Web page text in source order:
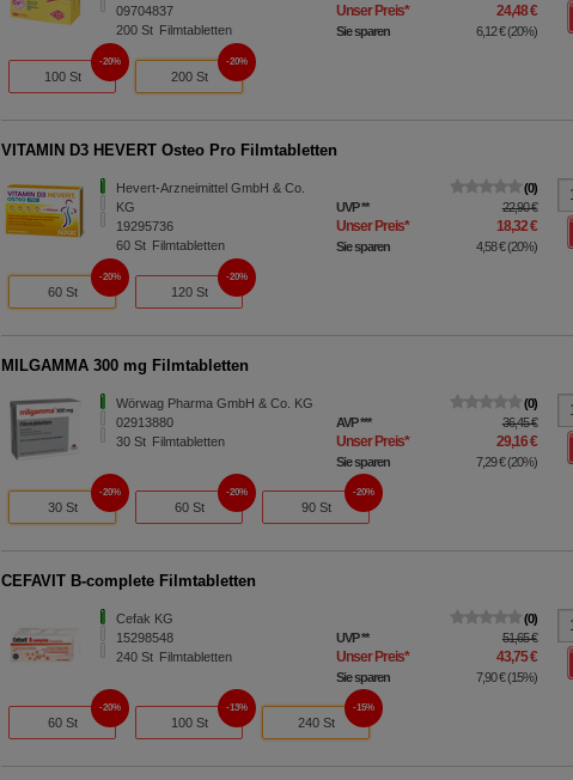
09704837
200St Filmtabletten
Unser Preis* 24,48 €
Sie sparen 6,12 €(20%)
100 St
20%
200 St
20%
VITAMIN D3 HEVERT Osteo Pro Filmtabletten
Hevert-Arzneimittel GmbH & Co.
KG
19295736
60St Filmtabletten
0
UVP** 22,90 €
Unser Preis* 18,32 €
Sie sparen 4,58 €(20%)
60 St
20%
120 St
20%
MILGAMMA 300 mg Filmtabletten
Wörwag Pharma GmbH & Co. KG
02913880
30St Filmtabletten
0
AVP*** 36,45 €
Unser Preis* 29,16 €
Sie sparen 7,29 €(20%)
30 St
20%
60 St
20%
90 St
20%
CEFAVIT B-complete Filmtabletten
Cefak KG
15298548
240St Filmtabletten
0
UVP** 51,65 €
Unser Preis* 43,75 €
Sie sparen 7,90 €(15%)
60 St
20%
100 St
13%
240 St
15%